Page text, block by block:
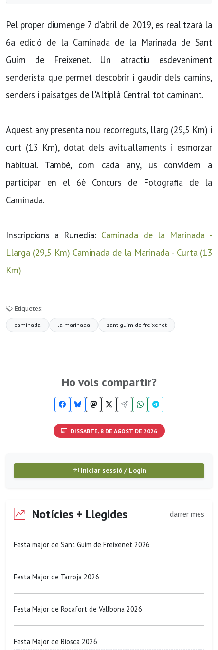
Pel proper diumenge 7 d'abril de 2019, es realitzarà la
6a edició de la Caminada de la Marinada de Sant
Guim de Freixenet. Un atractiu esdeveniment
senderista que permet descobrir i gaudir dels camins,
senders i paisatges de l'Altiplà Central tot caminant.
Aquest any presenta nou recorreguts, llarg (29,5 Km) i
curt (13 Km), dotat dels avituallaments i esmorzar
habitual. També, com cada any, us convidem a
participar en el 6è Concurs de Fotografia de la
Caminada.
Inscripcions a Runedia: Caminada de la Marinada -
Llarga (29,5 Km) Caminada de la Marinada - Curta (13
Km)
Etiquetes:
caminada la marinada sant guim de freixenet
Ho vols compartir?
DISSABTE, 8 DE AGOST DE 2026
Iniciar sessió / Login
Notícies + Llegides darrer mes
Festa major de Sant Guim de Freixenet 2026
Festa Major de Tarroja 2026
Festa Major de Rocafort de Vallbona 2026
Festa Major de Biosca 2026